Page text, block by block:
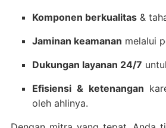
Komponen berkualitas&
Jaminan keamanan melalui
Dukungan layanan 24/7
Efisiensi & ketenangan
oleh ahlinya.